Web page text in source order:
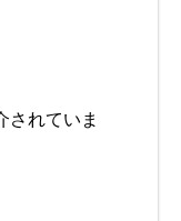
されていま